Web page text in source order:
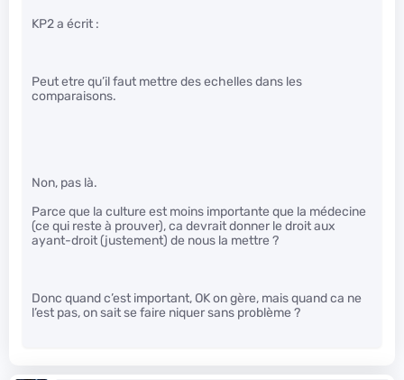
KP2 a écrit :
Peut etre qu’il faut mettre des echelles dans les
comparaisons.
Non, pas là.
Parce que la culture est moins importante que la médecine
(ce qui reste à prouver), ca devrait donner le droit aux
ayant-droit (justement) de nous la mettre ?
Donc quand c’est important, OK on gère, mais quand ca ne
l’est pas, on sait se faire niquer sans problème ?